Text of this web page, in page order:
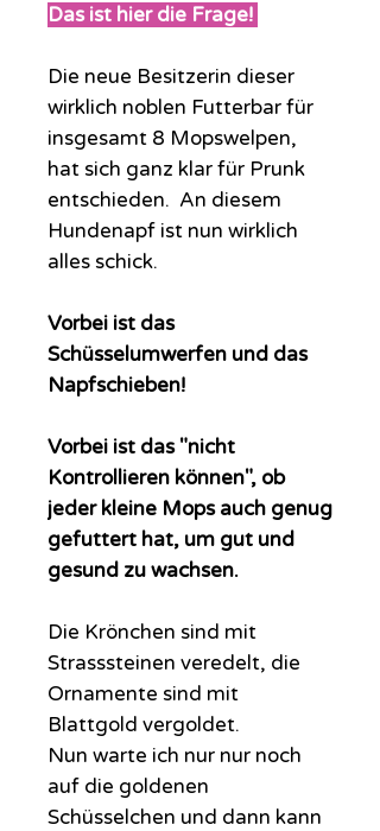
Das ist hier die Frage!
Die neue Besitzerin dieser
wirklich noblen Futterbar für
insgesamt 8 Mopswelpen,
hat sich ganz klar für Prunk
entschieden. An diesem
Hundenapf ist nun wirklich
alles schick.
Vorbei ist das
Schüsselumwerfen und das
Napfschieben!
Vorbei ist das "nicht
Kontrollieren können", ob
jeder kleine Mops auch genug
gefuttert hat, um gut und
gesund zu wachsen.
Die Krönchen sind mit
Strasssteinen veredelt, die
Ornamente sind mit
Blattgold vergoldet.
Nun warte ich nur nur noch
auf die goldenen
Schüsselchen und dann kann